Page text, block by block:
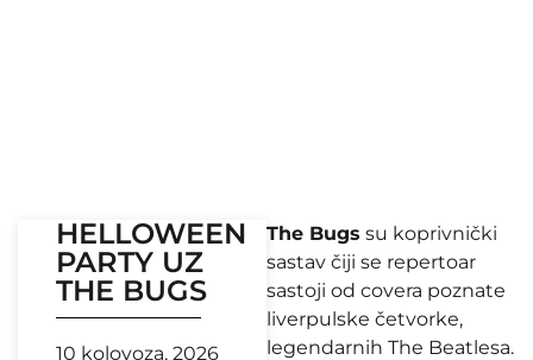
The Bugs su koprivnički
sastav čiji se repertoar
sastoji od covera poznate
liverpulske četvorke,
legendarnih The Beatlesa.
HELLOWEEN
PARTY UZ
THE BUGS
10 kolovoza, 2026